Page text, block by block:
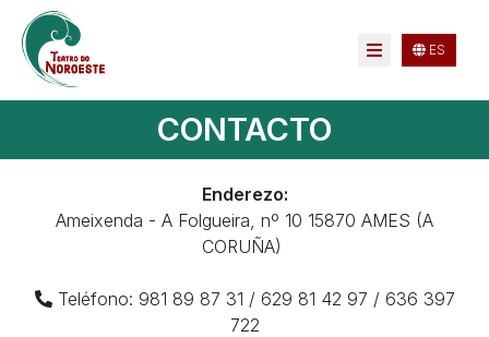
ES
CONTACTO
Enderezo:
Ameixenda - A Folgueira, nº 10 15870 AMES (A
CORUÑA)
Teléfono: 981 89 87 31 / 629 81 42 97 / 636 397
722